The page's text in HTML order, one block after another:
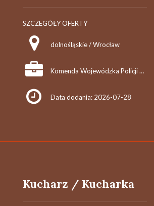
SZCZEGÓŁY OFERTY
dolnośląskie / Wrocław
Komenda Wojewódzka Policji we Wrocławiu
Data dodania: 2026-07-28
Kucharz / Kucharka